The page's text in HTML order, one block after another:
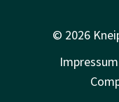
© 2026
Impressum